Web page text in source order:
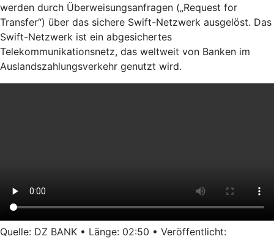
werden durch Überweisungsanfragen („Request for
Transfer“) über das sichere Swift-Netzwerk ausgelöst. Das
Swift-Netzwerk ist ein abgesichertes
Telekommunikationsnetz, das weltweit von Banken im
Auslandszahlungsverkehr genutzt wird.
Quelle: DZ BANK • Länge: 02:50 • Veröffentlicht: